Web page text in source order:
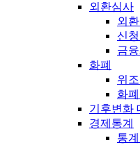
외환심사
외
신
금
화폐
위
화폐
기후변화
경제통계
통